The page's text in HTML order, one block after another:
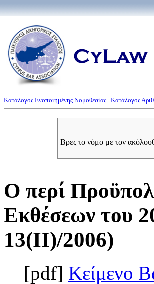
Κατάλογος Ενοποιημένης Νομοθεσίας Κατάλογος
Βρες το νόμο με τον
Ο περί
Εκθέσεων του
13(II)/2006)
[pdf] Κείμενο